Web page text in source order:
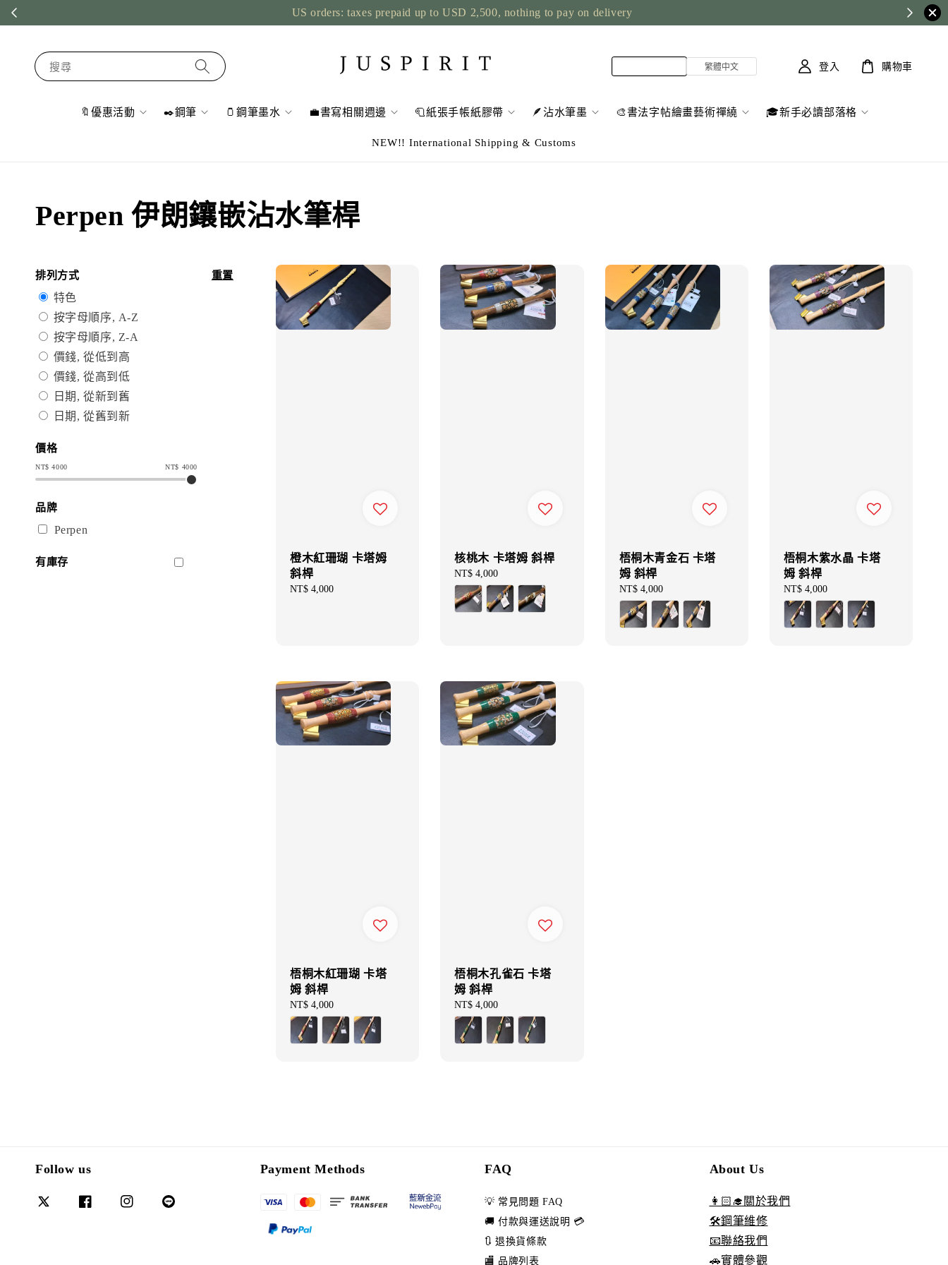
US orders: taxes prepaid up to USD 2,500, nothing to pay on delivery
搜尋
🔖優惠活動 ✒️鋼筆 🫙鋼筆墨水 💼書寫相關週邊 🧻紙張手帳紙膠帶 🪶沾水筆墨 🎨書法字帖繪畫藝術禪繞 🎓新手必讀部落格
NEW!! International Shipping & Customs
登入 購物車
Perpen 伊朗鑲嵌沾水筆桿
排列方式 重置
特色
按字母順序, A-Z
按字母順序, Z-A
價錢, 從低到高
價錢, 從高到低
日期, 從新到舊
日期, 從舊到新
價格
NT$4000 NT$ 4000
品牌
Perpen
有庫存
橙木紅珊瑚 卡塔姆
斜桿
Regular
NT$ 4,000
核桃木 卡塔姆 斜桿
Regular
price
NT$ 4,000
梧桐木青金石 卡塔
姆 斜桿
Regular
price
NT$ 4,000
梧桐木紫水晶 卡塔
姆 斜桿
Regular
price
NT$ 4,000
梧桐木紅珊瑚 卡塔
姆 斜桿
Regular
price
NT$ 4,000
梧桐木孔雀石 卡塔
姆 斜桿
Regular
price
NT$ 4,000
Follow us Payment Methods FAQ
💡 常見問題 FAQ
🚚 付款與運送說明 💳
🔃 退換貨條款
🏬 品牌列表
About Us
👩🏻‍🎓關於我們
🛠️鋼筆維修
📧聯絡我們
🚗實體參觀